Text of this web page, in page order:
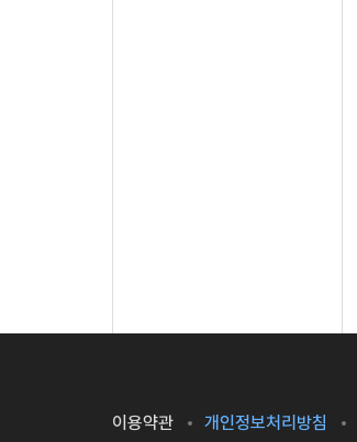
이용약관 개인정보처리방침